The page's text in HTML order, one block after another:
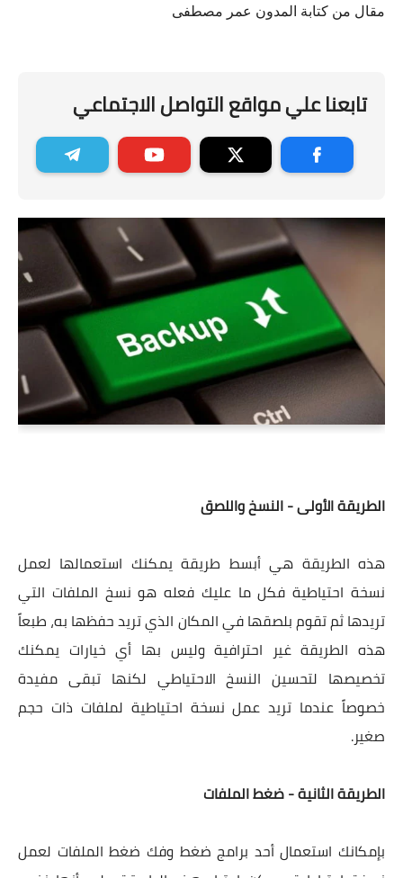
مقال من كتابة المدون عمر مصطفى
تابعنا علي مواقع التواصل الاجتماعي
الطريقة الأولى - النسخ واللصق
هذه الطريقة هي أبسط طريقة يمكنك استعمالها لعمل
نسخة احتياطية فكل ما عليك فعله هو نسخ الملفات التي
تريدها ثم تقوم بلصقها في المكان الذي تريد حفظها به، طبعاً
هذه الطريقة غير احترافية وليس بها أي خيارات يمكنك
تخصيصها لتحسين النسخ الاحتياطي لكنها تبقى مفيدة
خصوصاً عندما تريد عمل نسخة احتياطية لملفات ذات حجم
صغير.
الطريقة الثانية - ضغط الملفات
بإمكانك استعمال أحد برامج ضغط وفك ضغط الملفات لعمل